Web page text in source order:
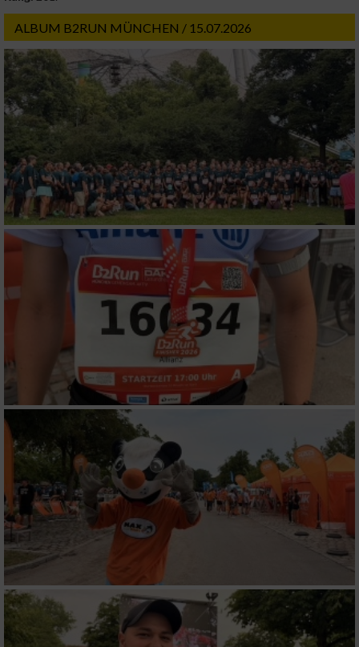
ALBUM B2RUN MÜNCHEN / 15.07.2026